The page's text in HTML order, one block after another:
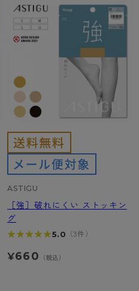
ASTIGU
［強］破れにくい ストッキン
グ
★★★★★
★★★★★5.0 （3件）
¥660 （税込）